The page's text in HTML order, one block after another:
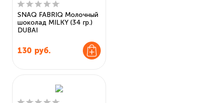
SNAQ FABRIQ Молочный
шоколад MILKY (34 гр.)
DUBAI
130 руб.